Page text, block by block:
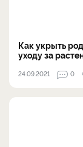
Как укрыть
уходу за
24.09.2021 0